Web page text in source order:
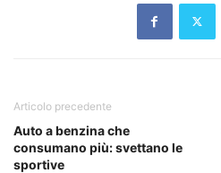
Articolo precedente
Auto a benzina che
consumano più: svettano le
sportive